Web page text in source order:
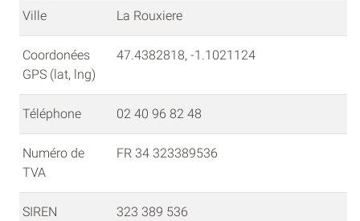
Ville La Rouxiere
Coordonées
GPS (lat, lng)
47.4382818, -1.1021124
Téléphone 02 40 96 82 48
Numéro de
TVA
FR 34 323389536
SIREN 323 389 536